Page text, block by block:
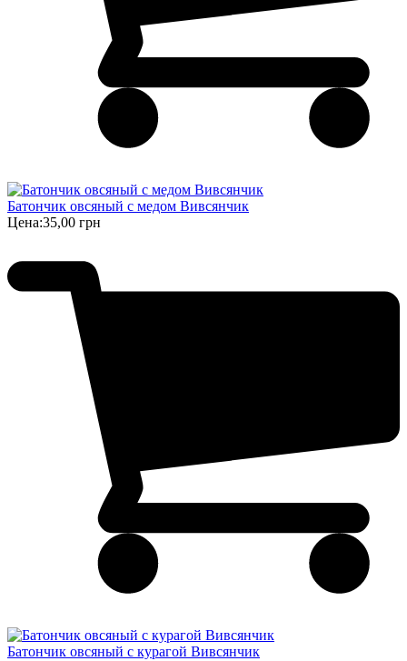
Батончик овсяный с медом Вивсянчик
Цена:35,00 грн
Батончик овсяный с курагой Вивсянчик